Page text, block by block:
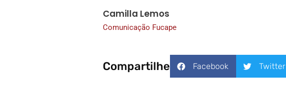
Camilla Lemos
Comunicação Fucape
Compartilhe Facebook Twitter